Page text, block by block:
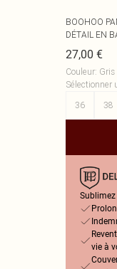
BOOHOO
DÉTAIL EN
27,00 €
Couleur: Gris
Sélectionner
36
38
Sublimez
vie à